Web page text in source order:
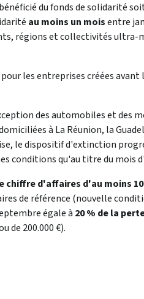
du fonds de solidarité
au moins un moisentre
régions et collectivités ultra-
les entreprises créées avant
des automobiles et des
à La Réunion, la
le dispositif d'extinction
conditions qu'au titre du mois
chiffre d'affaires d'au moins
de référence (nouvelle
égale à 20 % de la
de 200.000 €).